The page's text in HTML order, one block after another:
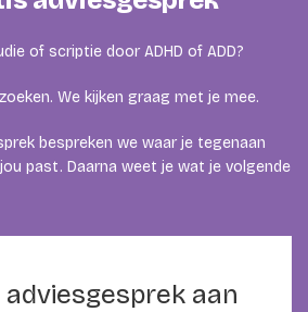
of scriptie door ADHD of ADD?
We kijken graag met je mee.
bespreken we waar je tegenaan
past. Daarna weet je wat je volgende
aan